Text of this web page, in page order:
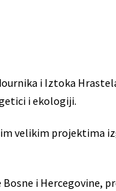
i Iztoka
i ekologiji.
velikim projektima
i Hercegovine,